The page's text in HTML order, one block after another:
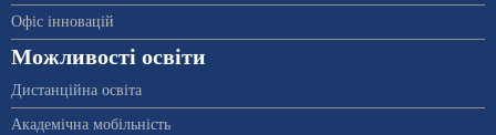
Офіс інновацій
Можливості освіти
Дистанційна освіта
Академічна мобільність